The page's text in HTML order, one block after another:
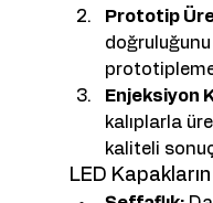
Prototip
Enjeksiyon
kalıplarla
kaliteli
LED